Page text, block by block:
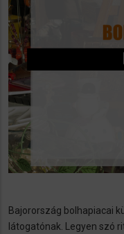
Bajorország bolhapiacai
látogatónak. Legyen szó